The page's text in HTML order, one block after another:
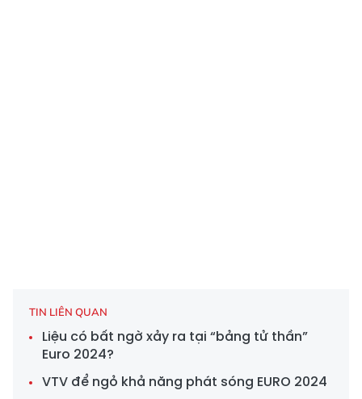
TIN LIÊN QUAN
Liệu có bất ngờ xảy ra tại “bảng tử thần”
Euro 2024?
VTV để ngỏ khả năng phát sóng EURO 2024